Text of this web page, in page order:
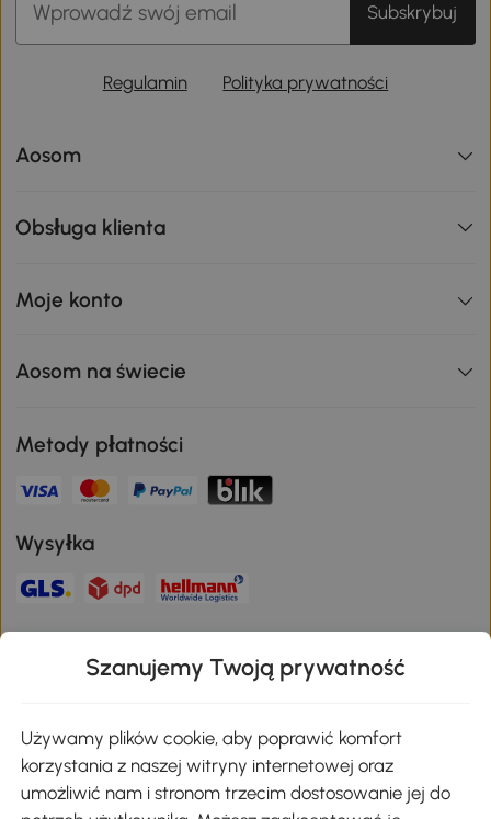
Subskrybuj
Regulamin Polityka prywatności
Aosom
Obsługa klienta
Moje konto
Aosom na świecie
Metody płatności
Wysyłka
Pobierz aplikację Aosom
Google Play
Szanujemy Twoją prywatność
Używamy plików cookie, aby poprawić komfort
korzystania z naszej witryny internetowej oraz
umożliwić nam i stronom trzecim dostosowanie jej do